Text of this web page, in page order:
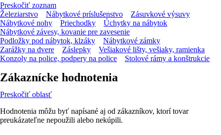
Preskočiť zoznam
Železiarstvo
Nábytkové príslušenstvo
Zásuvkové výsuvy
Nábytkové nohy
Priechodky
Úchytky na nábytok
Nábytkové závesy, kovanie pre zavesenie
Podložky pod nábytok, klzáky
Nábytkové zámky
Zarážky na dvere
Záslepky
Vešiakové lišty, vešiaky, ramienka
Konzoly na police, podpery na police
Stolové rámy a konštrukcie
Zákaznícke hodnotenia
Preskočiť oblasť
Hodnotenia môžu byť napísané aj od zákazníkov, ktorí tovar
preukázateľne nepoužili alebo nekúpili.